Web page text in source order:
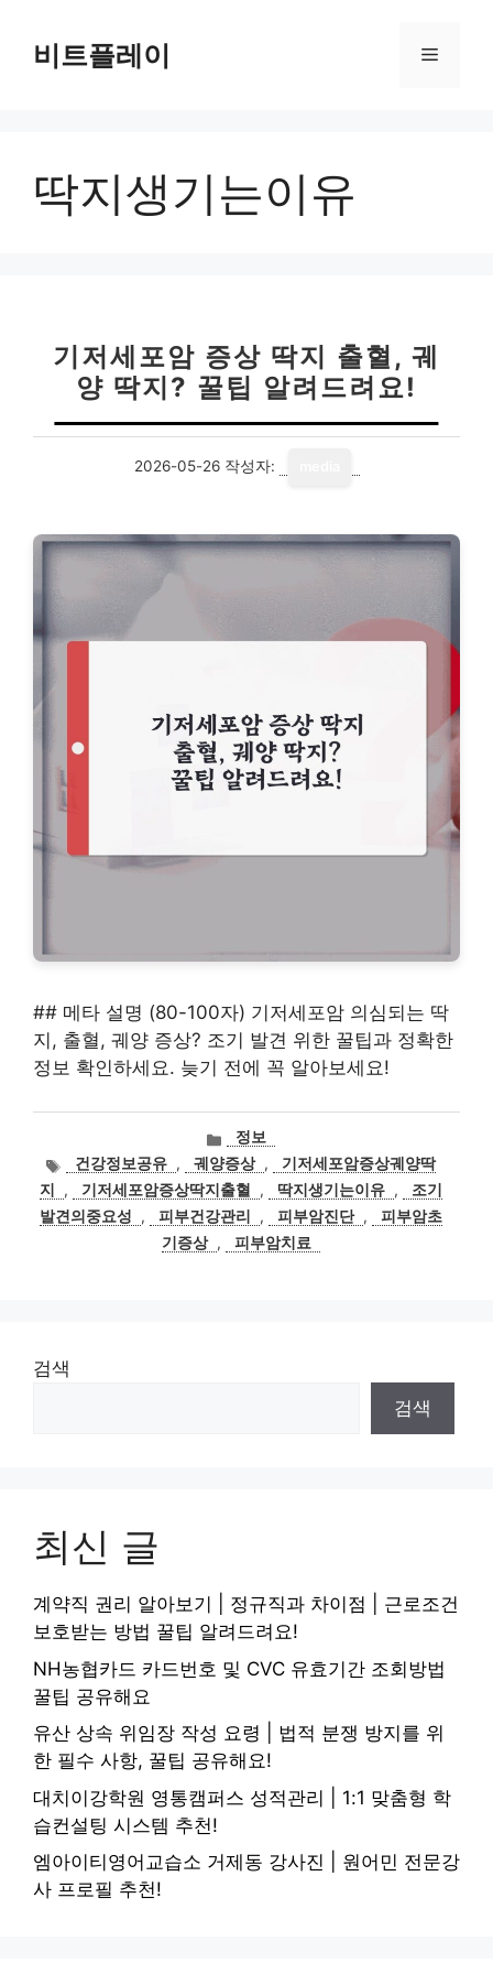
비트플레이 메
딱지생기는이유
기저세포암 증상 딱지 출혈, 궤
양 딱지? 꿀팁 알려드려요!
2026-05-26 작성자:
## 메타 설명 (80-100자) 기저세포암 의심되는 딱
지, 출혈, 궤양 증상? 조기 발견 위한 꿀팁과 정확한
정보 확인하세요. 늦기 전에 꼭 알아보세요!
카
테
고
리
정보
태건강정보공유 , 궤양증상 ,
기저세포암증상궤양딱
지
, 기저세포암증상딱지출혈 , 딱지생기는이유 ,
조기
발견의중요성
, 피부건강관리 , 피부암진단 ,
피부암초
기증상 , 피부암치료
검색
검색
최신 글
계약직 권리 알아보기 | 정규직과 차이점 | 근로조건
보호받는 방법 꿀팁 알려드려요!
NH농협카드 카드번호 및 CVC 유효기간 조회방법
꿀팁 공유해요
유산 상속 위임장 작성 요령 | 법적 분쟁 방지를 위
한 필수 사항, 꿀팁 공유해요!
대치이강학원 영통캠퍼스 성적관리 | 1:1 맞춤형 학
습컨설팅 시스템 추천!
엠아이티영어교습소 거제동 강사진 | 원어민 전문강
사 프로필 추천!